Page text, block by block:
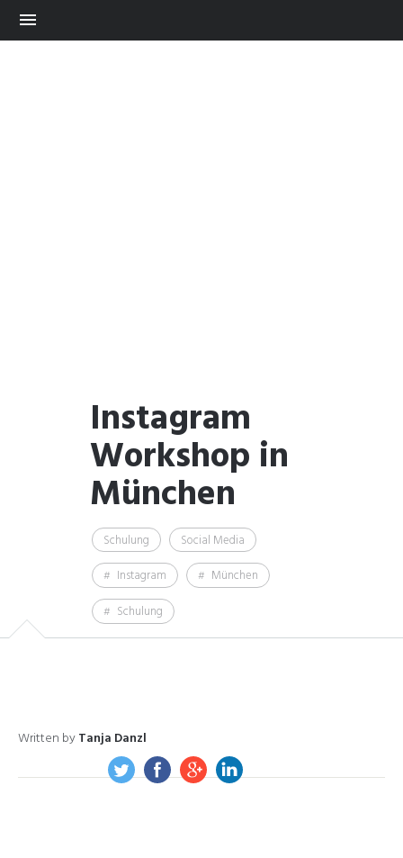
Instagram
Workshop in
München
Schulung
Social Media
Instagram
München
Schulung
Written byTanja Danzl